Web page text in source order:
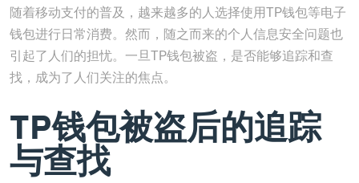
随着移动支付的普及，越来越多的人选择使用TP钱包等电子
钱包进行日常消费。然而，随之而来的个人信息安全问题也
引起了人们的担忧。一旦TP钱包被盗，是否能够追踪和查
找，成为了人们关注的焦点。
TP钱包被盗后的追踪
与查找